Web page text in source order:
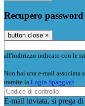
Recupero password
button close ×
all'indirizzo indicato con le
Non hai una e-mail associata
tramite la Login Spaggiari
E-mail inviata, si prega